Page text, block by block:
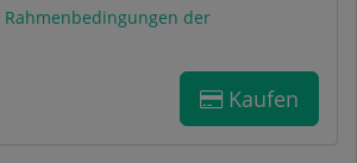
Rahmenbedingungen der
Kaufen